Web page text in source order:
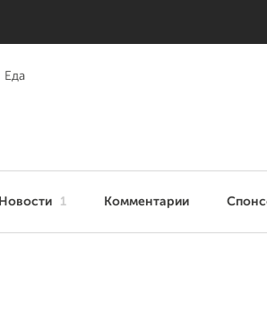
Еда
Новости 1 Комментарии